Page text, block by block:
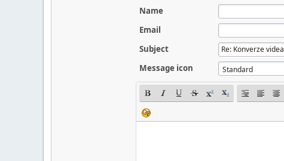
Name
Email
Subject
Message icon